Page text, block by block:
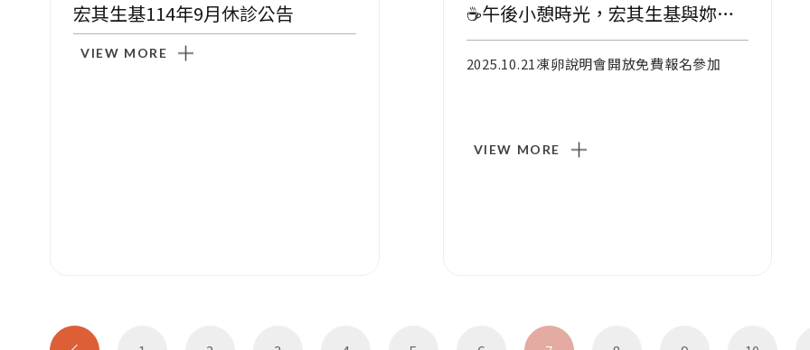
宏其生基114年9月休診公告
VIEW MORE
☕午後小憩時光，宏其生基與妳一起規劃幸福人生藍圖📝
2025.10.21凍卵說明會開放免費報名參加
VIEW MORE